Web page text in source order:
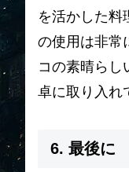
を活かした料
の使用は非常
コの素晴らし
卓に取り入れ
6. 最後に